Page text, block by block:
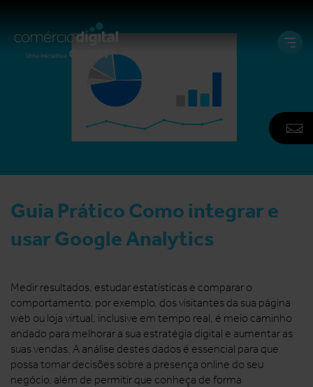
Guia Prático Como integrar e
usar Google Analytics
Medir resultados, estudar estatísticas e comparar o
comportamento, por exemplo, dos visitantes da sua página
web ou loja virtual, inclusive em tempo real, é meio caminho
andado para melhorar a sua estratégia digital e aumentar as
suas vendas. A análise destes dados é essencial para que
possa tomar decisões sobre a presença online do seu
negócio, além de permitir que conheça de forma